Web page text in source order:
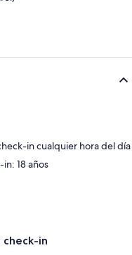
in cualquier hora del día
18 años
check-in